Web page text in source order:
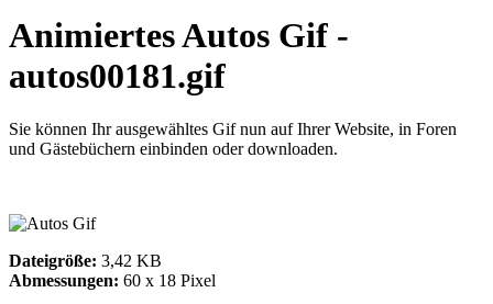
Animiertes Autos Gif -
autos00181.gif
Sie können Ihr ausgewähltes Gif nun auf Ihrer Website, in Foren
und Gästebüchern einbinden oder downloaden.
Dateigröße: 3,42 KB
Abmessungen: 60 x 18 Pixel